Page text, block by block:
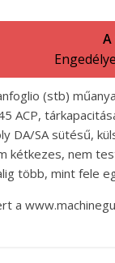
(stb)
ACP,
DA/SA sütésű,
kétkezes, nem
több, mint fele
a